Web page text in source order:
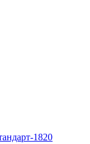
1820